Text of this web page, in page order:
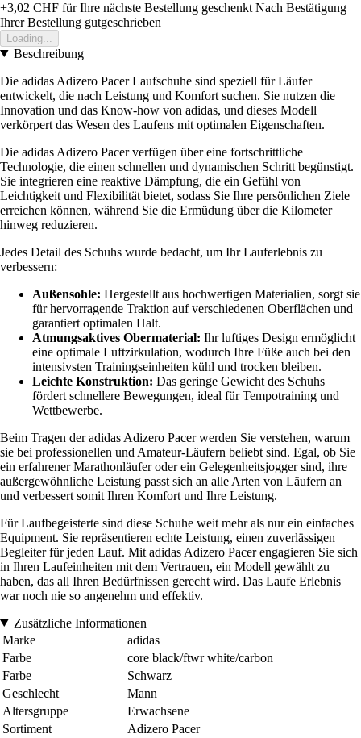
+3,02 CHF für Ihre nächste Bestellung geschenkt Nach Bestätigung
Ihrer Bestellung gutgeschrieben
Loading...
Beschreibung
Die adidas Adizero Pacer Laufschuhe sind speziell für Läufer
entwickelt, die nach Leistung und Komfort suchen. Sie nutzen die
Innovation und das Know-how von adidas, und dieses Modell
verkörpert das Wesen des Laufens mit optimalen Eigenschaften.
Die adidas Adizero Pacer verfügen über eine fortschrittliche
Technologie, die einen schnellen und dynamischen Schritt begünstigt.
Sie integrieren eine reaktive Dämpfung, die ein Gefühl von
Leichtigkeit und Flexibilität bietet, sodass Sie Ihre persönlichen Ziele
erreichen können, während Sie die Ermüdung über die Kilometer
hinweg reduzieren.
Jedes Detail des Schuhs wurde bedacht, um Ihr Lauferlebnis zu
verbessern:
Außensohle: Hergestellt aus hochwertigen Materialien, sorgt sie
für hervorragende Traktion auf verschiedenen Oberflächen und
garantiert optimalen Halt.
Atmungsaktives Obermaterial: Ihr luftiges Design ermöglicht
eine optimale Luftzirkulation, wodurch Ihre Füße auch bei den
intensivsten Trainingseinheiten kühl und trocken bleiben.
Leichte Konstruktion: Das geringe Gewicht des Schuhs
fördert schnellere Bewegungen, ideal für Tempotraining und
Wettbewerbe.
Beim Tragen der adidas Adizero Pacer werden Sie verstehen, warum
sie bei professionellen und Amateur-Läufern beliebt sind. Egal, ob Sie
ein erfahrener Marathonläufer oder ein Gelegenheitsjogger sind, ihre
außergewöhnliche Leistung passt sich an alle Arten von Läufern an
und verbessert somit Ihren Komfort und Ihre Leistung.
Für Laufbegeisterte sind diese Schuhe weit mehr als nur ein einfaches
Equipment. Sie repräsentieren echte Leistung, einen zuverlässigen
Begleiter für jeden Lauf. Mit adidas Adizero Pacer engagieren Sie sich
in Ihren Laufeinheiten mit dem Vertrauen, ein Modell gewählt zu
haben, das all Ihren Bedürfnissen gerecht wird. Das Laufe Erlebnis
war noch nie so angenehm und effektiv.
Zusätzliche Informationen
Marke
adidas
Farbe
core black/ftwr white/carbon
Farbe
Schwarz
Geschlecht
Mann
Altersgruppe
Erwachsene
Sortiment
Adizero Pacer